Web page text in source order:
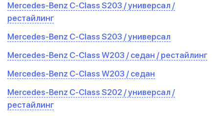
Mercedes-Benz C-Class S203 / универсал /
рестайлинг
Mercedes-Benz C-Class S203 / универсал
Mercedes-Benz C-Class W203 / седан / рестайлинг
Mercedes-Benz C-Class W203 / седан
Mercedes-Benz C-Class S202 / универсал /
рестайлинг